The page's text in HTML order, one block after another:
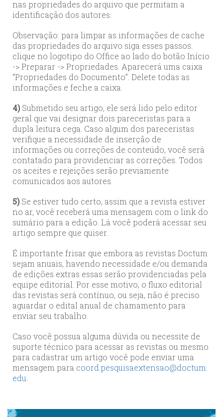
nas propriedades do arquivo que permitam a
identificação dos autores.
Observação: para limpar as informações de cache
das propriedades do arquivo siga esses passos:
clique no logotipo do Office ao lado do botão Início
-> Preparar -> Propriedades. Aparecerá uma caixa
“Propriedades do Documento”. Delete todas as
informações e feche a caixa.
4)Submetido seu artigo, ele será lido pelo editor
geral que vai designar dois pareceristas para a
dupla leitura cega. Caso algum dos pareceristas
verifique a necessidade de inserção de
informações ou correções de conteúdo, você será
contatado para providenciar as correções. Todos
os aceites e rejeições serão previamente
comunicados aos autores.
5)Se estiver tudo certo, assim que a revista estiver
no ar, você receberá uma mensagem com o link do
sumário para a edição. Lá você poderá acessar seu
artigo sempre que quiser.
É importante frisar que embora as revistas Doctum
sejam anuais, havendo necessidade e/ou demanda
de edições extras essas serão providenciadas pela
equipe editorial. Por esse motivo, o fluxo editorial
das revistas será contínuo, ou seja, não é preciso
aguardar o edital anual de chamamento para
enviar seu trabalho.
Caso você possua alguma dúvida ou necessite de
suporte técnico para acessar as revistas ou mesmo
para cadastrar um artigo você pode enviar uma
mensagem para coord.pesquisaextensao@doctum.
edu